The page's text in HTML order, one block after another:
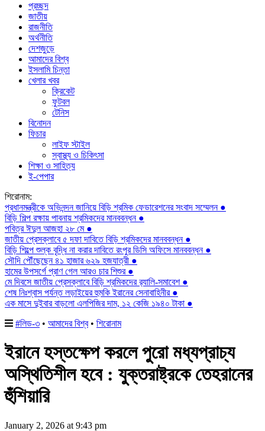
প্রচ্ছদ
জাতীয়
রাজনীতি
অর্থনীতি
দেশজুড়ে
আমাদের বিশ্ব
ইসলামি চিন্তা
খেলার খবর
ক্রিকেট
ফুটবল
টেনিস
বিনোদন
ফিচার
লাইফ স্টাইল
স্বাস্থ্য ও চিকিৎসা
শিক্ষা ও সাহিত্য
ই-পেপার
শিরোনাম:
প্রধানমন্ত্রীকে অভিনন্দন জানিয়ে বিড়ি শ্রমিক ফেডারেশনের সংবাদ সম্মেলন ●
বিড়ি শিল্প রক্ষায় পাবনায় শ্রমিকদের মানববন্ধন ●
পবিত্র ঈদুল আজহা ২৮ মে ●
জাতীয় প্রেসক্লাবে ৫ দফা দাবিতে বিড়ি শ্রমিকদের মানববন্ধন ●
বিড়ি শিল্পে শুল্ক বৃদ্ধি না করার দাবিতে রংপুর ডিসি অফিসে মানববন্ধন ●
সৌদি পৌঁছেছেন ৪১ হাজার ৬২৯ হজযাত্রী ●
হামের উপসর্গে প্রাণ গেল আরও চার শিশুর ●
মে দিবসে জাতীয় প্রেসক্লাবে বিড়ি শ্রমিকদের র‌্যালি-সমাবেশ ●
শেষ নিঃশ্বাস পর্যন্ত লড়াইয়ের হুমকি ইরানের সেনাবাহিনীর ●
এক মাসে দুইবার বাড়লো এলপিজির দাম, ১২ কেজি ১৯৪০ টাকা ●
#লিড-৩ • আমাদের বিশ্ব• শিরোনাম
ইরানে হস্তক্ষেপ করলে পুরো মধ্যপ্রাচ্য
অস্থিতিশীল হবে : যুক্তরাষ্ট্রকে তেহরানের
হুঁশিয়ারি
January 2, 2026 at 9:43 pm